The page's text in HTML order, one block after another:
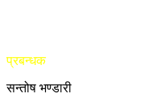
प्रबन्धक
सन्तोष भण्डारी